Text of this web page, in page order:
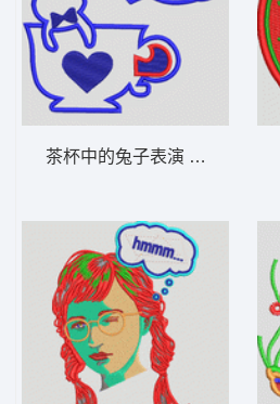
茶杯中的兔子表演 童装